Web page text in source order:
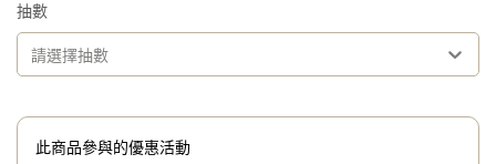
抽數
請選擇抽數
此商品參與的優惠活動